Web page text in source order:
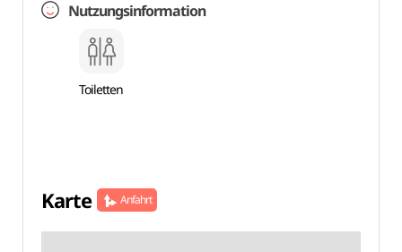
Nutzungsinformation
Toiletten
Karte Anfahrt